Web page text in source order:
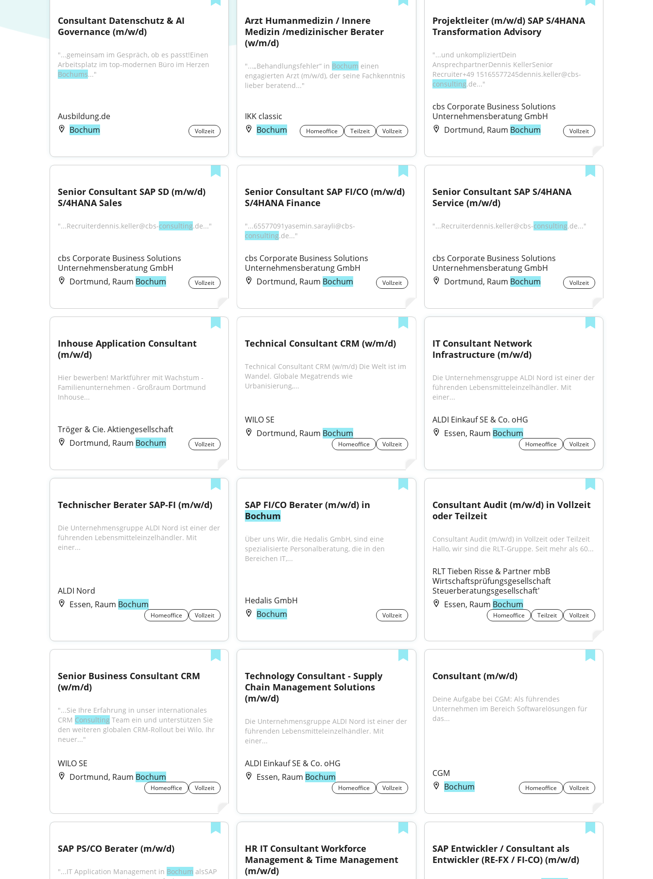
Consultant Datenschutz & AI
Governance (m/w/d)
"...gemeinsam im Gespräch, ob es passt!Einen
Bochums..."
Ausbildung.de
Bochum
Vollzeit
Arzt Humanmedizin / Innere
Medizin /medizinischer Berater
(w/m/d)
"...„Behandlungsfehler“ in Bochum einen
engagierten Arzt (m/w/d), der seine Fachkenntnis
lieber beratend..."
IKK classic
Bochum
Homeoffice Teilzeit Vollzeit
Projektleiter (m/w/d) SAP S/4HANA
Transformation Advisory
"...und unkompliziertDein
AnsprechpartnerDennis KellerSenior
Recruiter+49 15165577245dennis.keller@cbs-
consulting.de..."
cbs Corporate Business Solutions
Unternehmensberatung GmbH
Dortmund, Raum Bochum Vollzeit
Senior Consultant SAP SD (m/w/d)
S/4HANA Sales
"...Recruiterdennis.keller@cbs-consulting.de..."
cbs Corporate Business Solutions
Unternehmensberatung GmbH
Dortmund, Raum Bochum Vollzeit
Senior Consultant SAP FI/CO (m/w/d)
S/4HANA Finance
"...65577091yasemin.sarayli@cbs-
consulting.de..."
cbs Corporate Business Solutions
Unternehmensberatung GmbH
Dortmund, Raum Bochum Vollzeit
Senior Consultant SAP S/4HANA
Service (m/w/d)
"...Recruiterdennis.keller@cbs-consulting.de..."
cbs Corporate Business Solutions
Unternehmensberatung GmbH
Dortmund, Raum Bochum Vollzeit
Inhouse Application Consultant
(m/w/d)
Hier bewerben! Marktführer mit Wachstum -
Familienunternehmen - Großraum Dortmund
Inhouse...
Tröger & Cie. Aktiengesellschaft
Dortmund, Raum Bochum Vollzeit
Technical Consultant CRM (w/m/d)
Technical Consultant CRM (w/m/d) Die Welt ist im
Wandel. Globale Megatrends wie
Urbanisierung,...
WILO SE
Dortmund, Raum Bochum
Homeoffice Vollzeit
IT Consultant Network
Infrastructure (m/w/d)
Die Unternehmensgruppe ALDI Nord ist einer der
führenden Lebensmitteleinzelhändler. Mit
einer...
ALDI Einkauf SE & Co. oHG
Essen, Raum Bochum
Homeoffice Vollzeit
Technischer Berater SAP-FI (m/w/d)
Die Unternehmensgruppe ALDI Nord ist einer der
führenden Lebensmitteleinzelhändler. Mit
einer...
ALDI Nord
Essen, Raum Bochum
Homeoffice Vollzeit
Bochum
Über uns Wir, die Hedalis GmbH, sind eine
spezialisierte Personalberatung, die in den
Bereichen IT,...
Hedalis GmbH
Bochum
Vollzeit
Consultant Audit (m/w/d) in Vollzeit
oder Teilzeit
Consultant Audit (m/w/d) in Vollzeit oder Teilzeit
Hallo, wir sind die RLT-Gruppe. Seit mehr als 60...
RLT Tieben Risse & Partner mbB
Wirtschaftsprüfungsgesellschaft
Steuerberatungsgesellschaft'
Essen, Raum Bochum
Homeoffice Teilzeit Vollzeit
Senior Business Consultant CRM
(w/m/d)
"...Sie Ihre Erfahrung in unser internationales
CRM Consulting Team ein und unterstützen Sie
den weiteren globalen CRM-Rollout bei Wilo. Ihr
neuer..."
WILO SE
Dortmund, Raum Bochum
Homeoffice Vollzeit
Technology Consultant - Supply
Chain Management Solutions
(m/w/d)
Die Unternehmensgruppe ALDI Nord ist einer der
führenden Lebensmitteleinzelhändler. Mit
einer...
ALDI Einkauf SE & Co. oHG
Essen, Raum Bochum
Homeoffice Vollzeit
Consultant (m/w/d)
Deine Aufgabe bei CGM: Als führendes
Unternehmen im Bereich Softwarelösungen für
das...
CGM
Bochum
Homeoffice Vollzeit
SAP PS/CO Berater (m/w/d)
"...IT Application Management in Bochum alsSAP
HR IT Consultant Workforce
Management & Time Management
(m/w/d)
SAP Entwickler / Consultant als
Entwickler (RE-FX / FI-CO) (m/w/d)